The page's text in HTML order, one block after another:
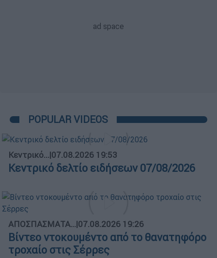
POPULAR VIDEOS
Κεντρικό...|07.08.2026 19:53
Κεντρικό δελτίο ειδήσεων 07/08/2026
ΑΠΟΣΠΑΣΜΑΤΑ...|07.08.2026 19:26
Βίντεο ντοκουμέντο από το θανατηφόρο
τροχαίο στις Σέρρες